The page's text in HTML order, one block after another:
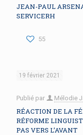
JEAN-PAUL
SERVICERH
55
19 février 2021
Publié par Mélodie
RÉACTION DE LA
RÉFORME
PAS VERS L’AVANT